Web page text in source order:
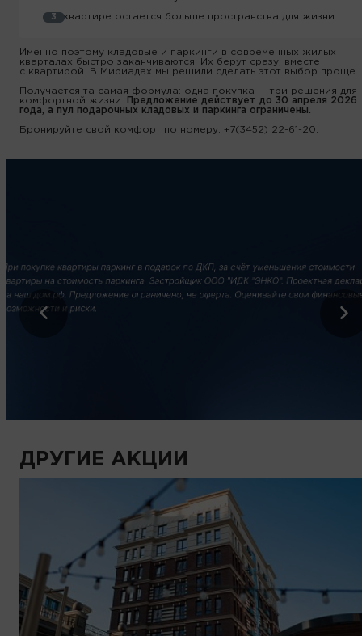
В квартире остается больше пространства для жизни.
Именно поэтому кладовые и паркинги в современных жилых
кварталах быстро заканчиваются. Их берут сразу, вместе
с квартирой. В Мириадах мы решили сделать этот выбор проще.
Получается та самая формула: одна покупка — три решения для
комфортной жизни.
Предложение действует до 30 апреля 2026
года, а пул подарочных кладовых и паркинга ограничены.
Бронируйте свой комфорт по номеру: +7(3452) 22-61-20
ДРУГИЕ АКЦИИ